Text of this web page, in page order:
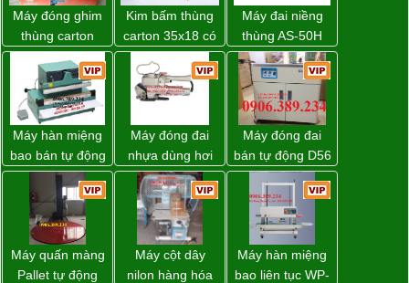
Máy đóng ghim
thùng carton
dùng khí nén giá
tốt
Kim bấm thùng
carton 35x18 có
sẵn giá rẻ toàn
quốc
Máy đai niềng
thùng AS-50H
Wellpack
Máy hàn miệng
bao bán tự động
nhập khẩu
Taiwan
Máy đóng đai
nhựa dùng hơi
khí nén WP-20
Máy đóng đai
bán tự động D56
Strapack
Máy quấn màng
Pallet tự động
Máy cột dây
nilon hàng hóa
Máy hàn miệng
bao liên tục WP-